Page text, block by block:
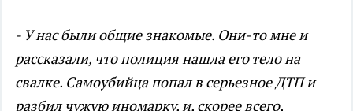
- У нас были общие знакомые. Они-то мне и
рассказали, что полиция нашла его тело на
свалке. Самоубийца попал в серьезное ДТП и
разбил чужую иномарку, и, скорее всего,